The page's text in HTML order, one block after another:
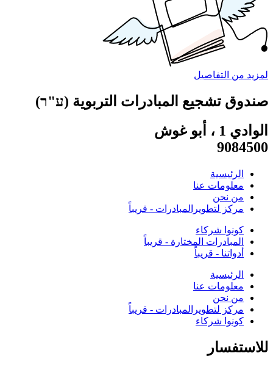
لمزيد من التفاصيل
صندوق تشجيع المبادرات التربوية (ע"ר)
الوادي 1 ، أبو غوش
9084500
الرئيسية
معلومات عنا
من نحن
مركز لتطويرالمبادرات - قريباً
كونوا شركاء
المبادرات المختارة - قريباً
أدواتنا - قريباً
الرئيسية
معلومات عنا
من نحن
مركز لتطويرالمبادرات - قريباً
كونوا شركاء
للاستفسار